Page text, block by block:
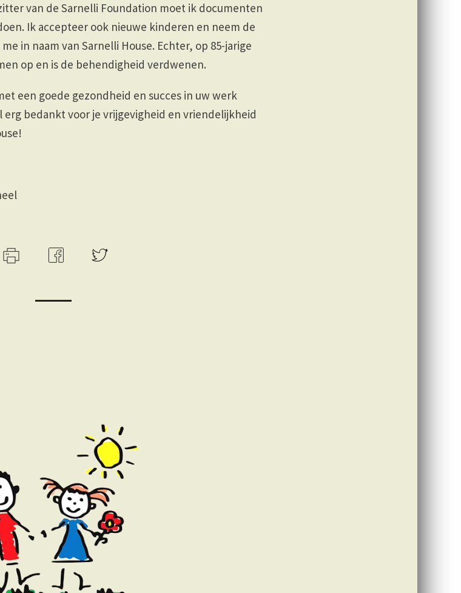
van de Sarnelli Foundation moet ik documenten
Ik accepteer ook nieuwe kinderen en neem de
in naam van Sarnelli House. Echter, op 85-jarige
op en is de behendigheid verdwenen.
een goede gezondheid en succes in uw werk
erg bedankt voor je vrijgevigheid en vriendelijkheid